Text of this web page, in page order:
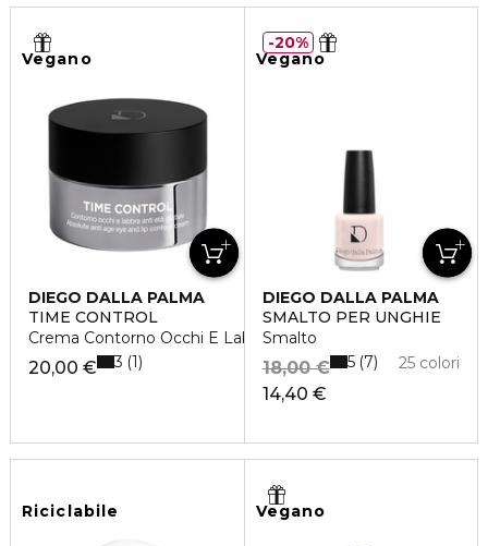
Vegano
DIEGO DALLA PALMA
TIME CONTROL
Crema Contorno Occhi E Labbra Anti Età Globale
20,00 € 3 1
Vegano
DIEGO DALLA PALMA
SMALTO PER UNGHIE
Smalto
14,40 €
18,00 € 25 colori
5 7
20%
Riciclabile Vegano